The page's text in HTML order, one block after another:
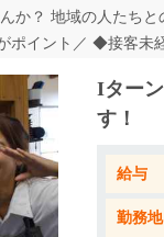
か？ 地域の人たち
ポイント／ ◆接客
ュノーケル、ダイ
＊ 薪窯を使った本
類も泡盛、日本酒、
☆サンセットタイム
Iター
す！
給与
勤務地